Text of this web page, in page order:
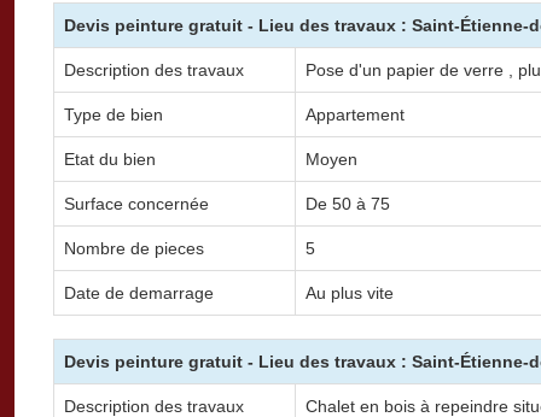
Devis peinture gratuit - Lieu des travaux : Saint-Étienne-
Description des travaux Pose d'un papier de verre ,
Type de bien Appartement
Etat du bien Moyen
Surface concernée De 50 à 75
Nombre de pieces 5
Date de demarrage Au plus vite
Devis peinture gratuit - Lieu des travaux : Saint-Étienne-
Description des travaux Chalet en bois à repeindre